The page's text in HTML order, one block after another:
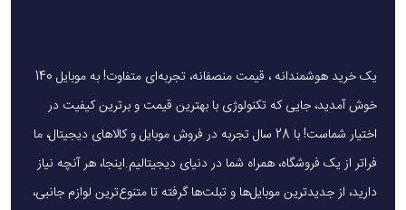
ردمی نوت ۱۴ پرو به دوربین سه‌گانه مجهز است:
دوربین فوق‌عریض ۸ مگاپیکسلی با زاویه دید ۱۲۰ درجه
یک خرید هوشمندانه ، قیمت منصفانه، تجربه‌ای متفاوت! به موبایل 140
خوش آمدید، جایی که تکنولوژی با بهترین قیمت و برترین کیفیت در
اختیار شماست! با 28 سال تجربه در فروش موبایل و کالاهای دیجیتال، ما
فراتر از یک فروشگاه، همراه شما در دنیای دیجیتالیم.اینجا، هر آنچه نیاز
دارید، از جدیدترین موبایل‌ها و تبلت‌ها گرفته تا متنوع‌ترین لوازم جانبی،